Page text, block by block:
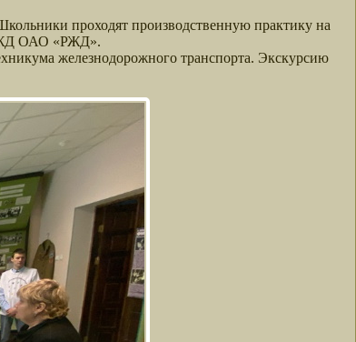
проходят производственную практику на
ОАО «РЖД».
железнодорожного транспорта. Экскурсию